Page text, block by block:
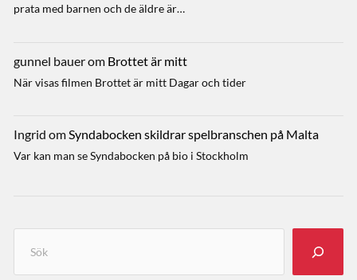
prata med barnen och de äldre är…
gunnel bauerom Brottet är mitt
När visas filmen Brottet är mitt Dagar och tider
Ingrid omSyndabocken skildrar spelbranschen på Malta
Var kan man se Syndabocken på bio i Stockholm